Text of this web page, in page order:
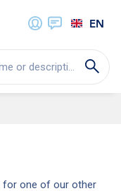
or description...
EN
for one of our other